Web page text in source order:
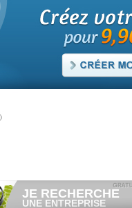
JE RECHERCHE
UNE ENTREPRISE